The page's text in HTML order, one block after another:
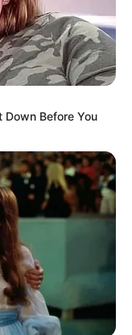
Down Before You